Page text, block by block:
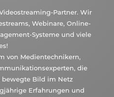
Partner. Wir
Webinare, Online-
Systeme und viele
von Medientechnikern,
die
Bild im Netz
Erfahrungen und